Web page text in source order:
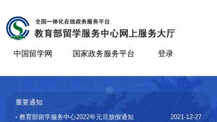
中国留学网 国家政务服务平台 登录
重要通知
教育部留学服务中心2022年元旦放假通知 2021-12-27